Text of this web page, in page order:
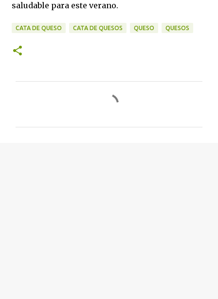
saludable para este verano.
CATA DE QUESO CATA DE QUESOS QUESO QUESOS